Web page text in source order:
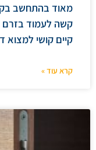
מאוד בהתחשב
קשה לעמוד בזרם
קיים קושי למצוא
קרא עוד »